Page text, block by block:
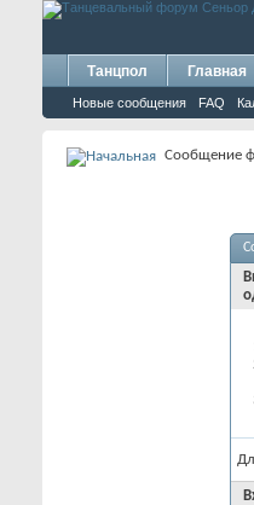
Танцпол Главная
Новые сообщения FAQ
Сообщение